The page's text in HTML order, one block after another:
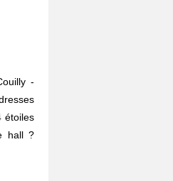
-
étoiles
hall ?